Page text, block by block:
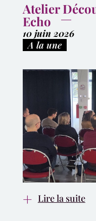
Atelier
Echo
10 juin 2026
|A la une
Lire la suite